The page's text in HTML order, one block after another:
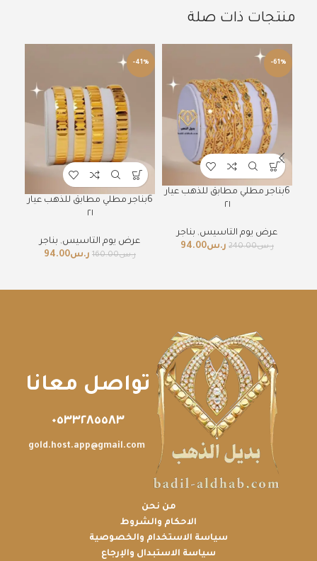
منتجات ذات صلة
-61%
6بناجر مطلي مطابق للذهب عيار
٢١
عرض يوم التاسيس, بناجر
ر.س240.00 ر.س94.00
-41%
6بناجر مطلي مطابق للذهب عيار
٢١
عرض يوم التاسيس, بناجر
ر.س160.00 ر.س94.00
تواصل معانا
٠٥٣٣٢٨٥٥٨٣
gold.host.app@gmail.com
من نحن
الاحكام والشروط
سياسة الاستخدام والخصوصية
سياسة الاستبدال والإرجاع